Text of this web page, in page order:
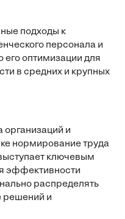
подходы к
персонала и
его оптимизации для
в средних и крупных
организаций и
нормирование труда
ключевым
эффективности
распределять
решений и